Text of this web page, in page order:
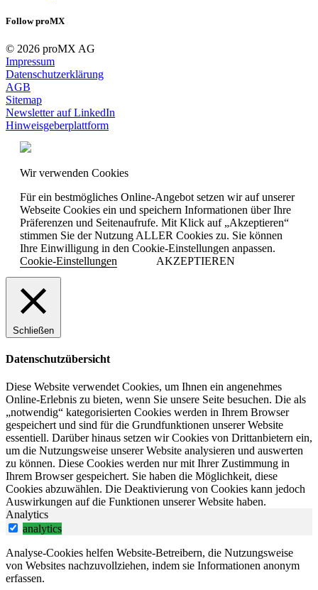
Follow proMX
© 2026 proMX AG
Impressum
Datenschutzerklärung
AGB
Sitemap
Newsletter auf LinkedIn
Hinweisgeberplattform
Wir verwenden Cookies
Für ein bestmögliches Online-Angebot setzen wir auf unserer
Webseite Cookies ein und speichern Informationen über Ihre
Präferenzen und Seitenaufrufe. Mit Klick auf „Akzeptieren“
stimmen Sie der Nutzung ALLER Cookies zu. Sie können
Ihre Einwilligung in den Cookie-Einstellungen anpassen.
Cookie-Einstellungen
AKZEPTIEREN
Schließen
Datenschutzübersicht
Diese Website verwendet Cookies, um Ihnen ein angenehmes
Online-Erlebnis zu bieten, wenn Sie unsere Seite besuchen. Die als
„notwendig“ kategorisierten Cookies werden in Ihrem Browser
gespeichert und sind für die Grundfunktionen unserer Website
essentiell. Darüber hinaus setzen wir Cookies von Drittanbietern ein,
um die Nutzungsweise unserer Website analysieren und auswerten
zu können. Diese Cookies werden nur mit Ihrer Zustimmung in
Ihrem Browser gespeichert. Sie haben die Möglichkeit, diese
Cookies abzuwählen. Die Deaktivierung von Cookies kann jedoch
Auswirkungen auf die Funktionen unserer Website haben.
Analytics
analytics
Analyse-Cookies helfen Website-Betreibern, die Nutzungsweise
von Websites nachzuvollziehen, indem sie Informationen anonym
erfassen.